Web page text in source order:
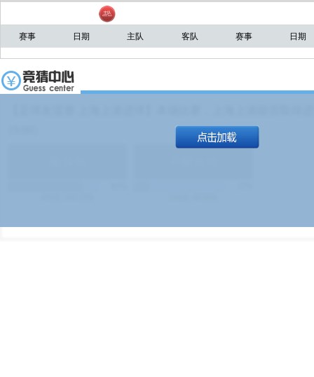
赛事 日期 主队 客队 赛事 日期